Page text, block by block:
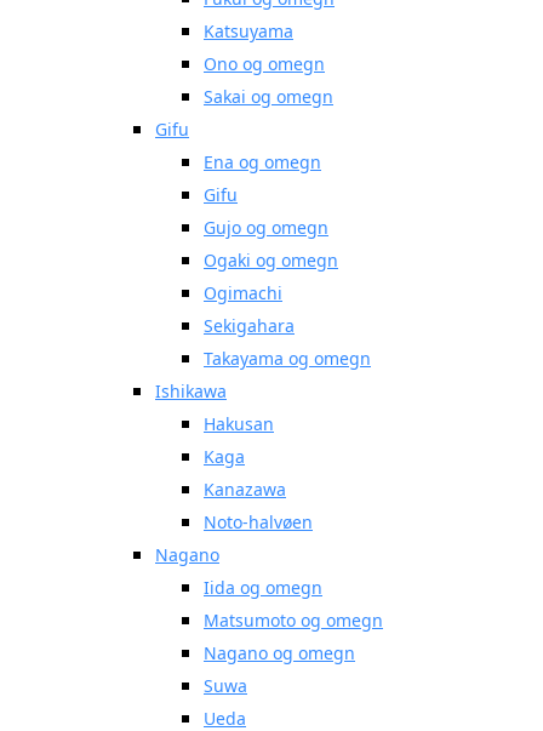
Katsuyama
Ono og omegn
Sakai og omegn
Gifu
Ena og omegn
Gifu
Gujo og omegn
Ogaki og omegn
Ogimachi
Sekigahara
Takayama og omegn
Ishikawa
Hakusan
Kaga
Kanazawa
Noto-halvøen
Nagano
Iida og omegn
Matsumoto og omegn
Nagano og omegn
Suwa
Ueda